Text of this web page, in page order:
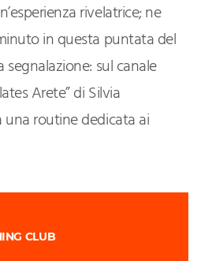
rivelatrice; ne
in questa puntata del
sul canale
Arete” di Silvia
una routine dedicata ai
CLUB